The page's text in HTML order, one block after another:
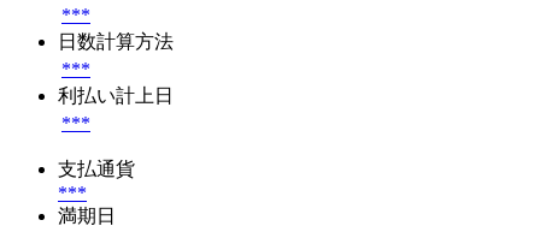
***
日数計算方法
***
利払い計上日
***
支払通貨
***
満期日